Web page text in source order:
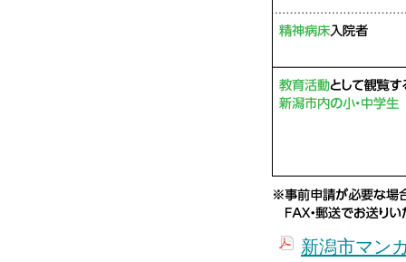
新潟市マン